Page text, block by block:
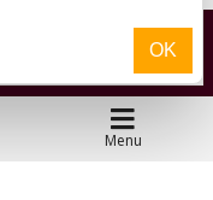
Menu
OK